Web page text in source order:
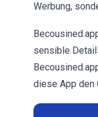
Werbung,
sensible
diese App den